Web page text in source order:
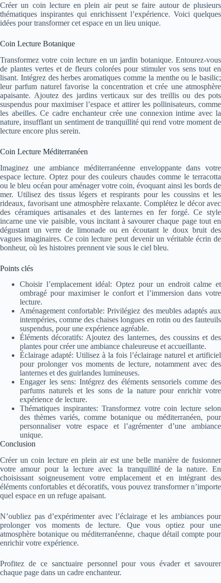
Créer un coin lecture en plein air peut se faire autour de plusieurs
thématiques inspirantes qui enrichissent l’expérience. Voici quelques
idées pour transformer cet espace en un lieu unique.
Coin Lecture Botanique
Transformez votre coin lecture en un jardin botanique. Entourez-vous
de plantes vertes et de fleurs colorées pour stimuler vos sens tout en
lisant. Intégrez des herbes aromatiques comme la menthe ou le basilic;
leur parfum naturel favorise la concentration et crée une atmosphère
apaisante. Ajoutez des jardins verticaux sur des treillis ou des pots
suspendus pour maximiser l’espace et attirer les pollinisateurs, comme
les abeilles. Ce cadre enchanteur crée une connexion intime avec la
nature, insufflant un sentiment de tranquillité qui rend votre moment de
lecture encore plus serein.
Coin Lecture Méditerranéen
Imaginez une ambiance méditerranéenne enveloppante dans votre
espace lecture. Optez pour des couleurs chaudes comme le terracotta
ou le bleu océan pour aménager votre coin, évoquant ainsi les bords de
mer. Utilisez des tissus légers et respirants pour les coussins et les
rideaux, favorisant une atmosphère relaxante. Complétez le décor avec
des céramiques artisanales et des lanternes en fer forgé. Ce style
incarne une vie paisible, vous incitant à savourer chaque page tout en
dégustant un verre de limonade ou en écoutant le doux bruit des
vagues imaginaires. Ce coin lecture peut devenir un véritable écrin de
bonheur, où les histoires prennent vie sous le ciel bleu.
Points clés
Choisir l’emplacement idéal: Optez pour un endroit calme et
ombragé pour maximiser le confort et l’immersion dans votre
lecture.
Aménagement confortable: Privilégiez des meubles adaptés aux
intempéries, comme des chaises longues en rotin ou des fauteuils
suspendus, pour une expérience agréable.
Éléments décoratifs: Ajoutez des lanternes, des coussins et des
plantes pour créer une ambiance chaleureuse et accueillante.
Éclairage adapté: Utilisez à la fois l’éclairage naturel et artificiel
pour prolonger vos moments de lecture, notamment avec des
lanternes et des guirlandes lumineuses.
Engager les sens: Intégrez des éléments sensoriels comme des
parfums naturels et les sons de la nature pour enrichir votre
expérience de lecture.
Thématiques inspirantes: Transformez votre coin lecture selon
des thèmes variés, comme botanique ou méditerranéen, pour
personnaliser votre espace et l’agrémenter d’une ambiance
unique.
Conclusion
Créer un coin lecture en plein air est une belle manière de fusionner
votre amour pour la lecture avec la tranquillité de la nature. En
choisissant soigneusement votre emplacement et en intégrant des
éléments confortables et décoratifs, vous pouvez transformer n’importe
quel espace en un refuge apaisant.
N’oubliez pas d’expérimenter avec l’éclairage et les ambiances pour
prolonger vos moments de lecture. Que vous optiez pour une
atmosphère botanique ou méditerranéenne, chaque détail compte pour
enrichir votre expérience.
Profitez de ce sanctuaire personnel pour vous évader et savourer
chaque page dans un cadre enchanteur.